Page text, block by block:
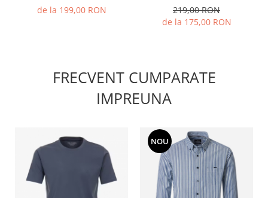
portocaliu pepit
de la 199,00 RON
219,00 RON
de la 175,00 RON
FRECVENT CUMPARATE
IMPREUNA
NOU